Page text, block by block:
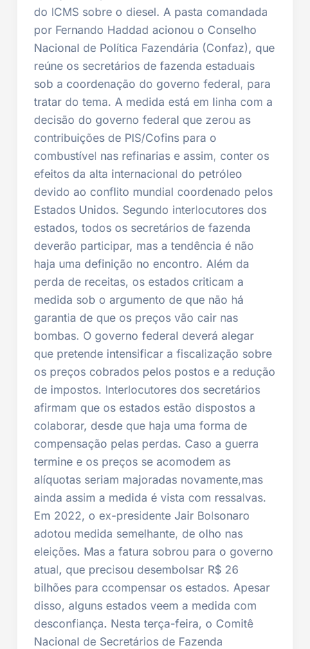
do ICMS sobre o diesel. A pasta comandada
por Fernando Haddad acionou o Conselho
Nacional de Política Fazendária (Confaz), que
reúne os secretários de fazenda estaduais
sob a coordenação do governo federal, para
tratar do tema. A medida está em linha com a
decisão do governo federal que zerou as
contribuições de PIS/Cofins para o
combustível nas refinarias e assim, conter os
efeitos da alta internacional do petróleo
devido ao conflito mundial coordenado pelos
Estados Unidos. Segundo interlocutores dos
estados, todos os secretários de fazenda
deverão participar, mas a tendência é não
haja uma definição no encontro. Além da
perda de receitas, os estados criticam a
medida sob o argumento de que não há
garantia de que os preços vão cair nas
bombas. O governo federal deverá alegar
que pretende intensificar a fiscalização sobre
os preços cobrados pelos postos e a redução
de impostos. Interlocutores dos secretários
afirmam que os estados estão dispostos a
colaborar, desde que haja uma forma de
compensação pelas perdas. Caso a guerra
termine e os preços se acomodem as
alíquotas seriam majoradas novamente,mas
ainda assim a medida é vista com ressalvas.
Em 2022, o ex-presidente Jair Bolsonaro
adotou medida semelhante, de olho nas
eleições. Mas a fatura sobrou para o governo
atual, que precisou desembolsar R$ 26
bilhões para ccompensar os estados. Apesar
disso, alguns estados veem a medida com
desconfiança. Nesta terça-feira, o Comitê
Nacional de Secretários de Fazenda